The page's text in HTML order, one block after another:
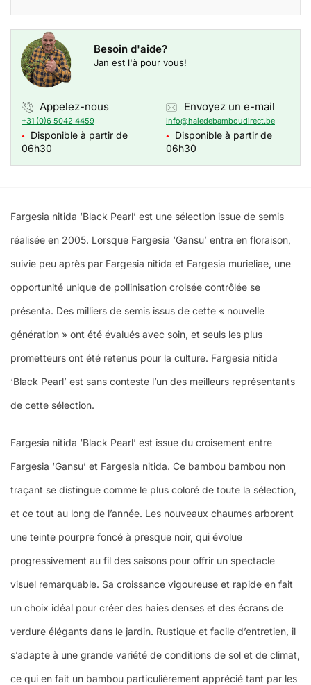
Besoin d'aide?
Jan est l'à pour vous!
Appelez-nous
+31 (0)6 5042 4459
●
Disponible à partir de
06h30
Envoyez un e-mail
info@haiedebamboudirect.be
●
Disponible à partir de
06h30
Fargesia nitida ‘Black Pearl’ est une sélection issue de semis
réalisée en 2005. Lorsque Fargesia ‘Gansu’ entra en floraison,
suivie peu après par Fargesia nitida et Fargesia murieliae, une
opportunité unique de pollinisation croisée contrôlée se
présenta. Des milliers de semis issus de cette « nouvelle
génération » ont été évalués avec soin, et seuls les plus
prometteurs ont été retenus pour la culture. Fargesia nitida
‘Black Pearl’ est sans conteste l’un des meilleurs représentants
de cette sélection.
Fargesia nitida ‘Black Pearl’ est issue du croisement entre
Fargesia ‘Gansu’ et Fargesia nitida. Ce bambou bambou non
traçant se distingue comme le plus coloré de toute la sélection,
et ce tout au long de l’année. Les nouveaux chaumes arborent
une teinte pourpre foncé à presque noir, qui évolue
progressivement au fil des saisons pour offrir un spectacle
visuel remarquable. Sa croissance vigoureuse et rapide en fait
un choix idéal pour créer des haies denses et des écrans de
verdure élégants dans le jardin. Rustique et facile d’entretien, il
s’adapte à une grande variété de conditions de sol et de climat,
ce qui en fait un bambou particulièrement apprécié tant par les